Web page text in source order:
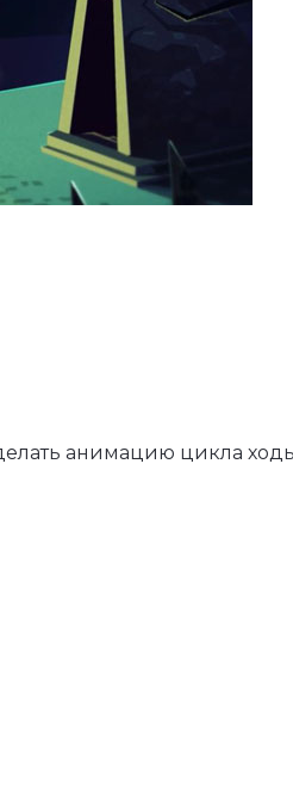
анимацию цикла